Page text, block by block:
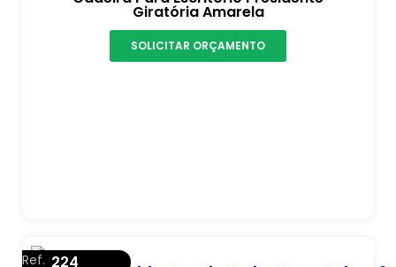
Giratória Amarela
SOLICITAR ORÇAMENTO
Ref. 224